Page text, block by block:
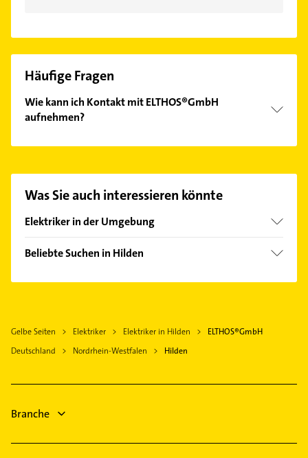
Häufige Fragen
Wie kann ich Kontakt mit ELTHOS®GmbH
aufnehmen?
Kontaktmöglichkeiten wie Adresse oder Mail in
finden Sie alleKontaktdaten.
Was Sie auch interessieren könnte
Elektriker in der Umgebung
Erkrath
Langenfeld (Rheinland)
Solingen
Wülfrath
Beliebte Suchen in Hilden
Physikalische Therapie
Physiotherapie
Allgemeinarzt
Gelbe Seiten Elektriker Elektriker in Hilden
ELTHOS®GmbH
Deutschland
Nordrhein-Westfalen Hilden
Branche